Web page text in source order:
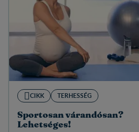
CIKK TERHESSÉG
Sportosan várandósan?
Lehetséges!